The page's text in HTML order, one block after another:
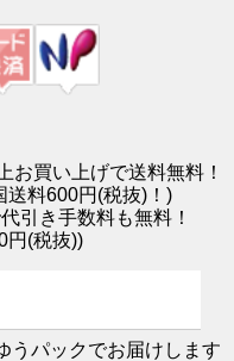
お買い上げで送料無料！
送料600円(税抜)！)
引き手数料も無料！
円(税抜))
うパックでお届けします